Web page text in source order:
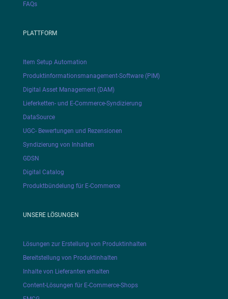
FAQs
PLATTFORM
Item Setup Automation
Produktinformationsmanagement-Software (PIM)
Digital Asset Management (DAM)
Lieferketten- und E-Commerce-Syndizierung
DataSource
UGC- Bewertungen und Rezensionen
Syndizierung von Inhalten
GDSN
Digital Catalog
Produktbündelung für E-Commerce
UNSERE LÖSUNGEN
Lösungen zur Erstellung von Produktinhalten
Bereitstellung von Produktinhalten
Inhalte von Lieferanten erhalten
Content-Lösungen für E-Commerce-Shops